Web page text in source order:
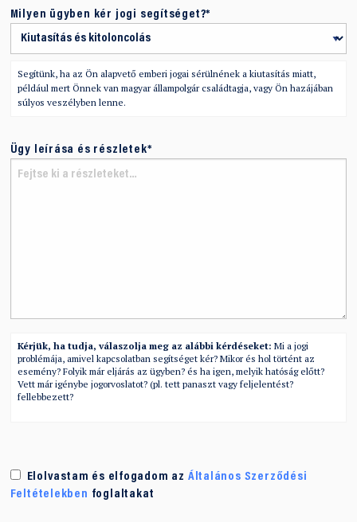
Milyen ügyben kér jogi segítséget?*
Segítünk, ha az Ön alapvető emberi jogai sérülnének a kiutasítás miatt,
például mert Önnek van magyar állampolgár családtagja, vagy Ön hazájában
súlyos veszélyben lenne.
Ügy leírása és részletek*
Kérjük, ha tudja, válaszolja meg az alábbi kérdéseket: Mi a jogi
problémája, amivel kapcsolatban segítséget kér? Mikor és hol történt az
esemény? Folyik már eljárás az ügyben? és ha igen, melyik hatóság előtt?
Vett már igénybe jogorvoslatot? (pl. tett panaszt vagy feljelentést?
fellebbezett?
Elolvastam és elfogadom az Általános Szerződési
Feltételekben foglaltakat